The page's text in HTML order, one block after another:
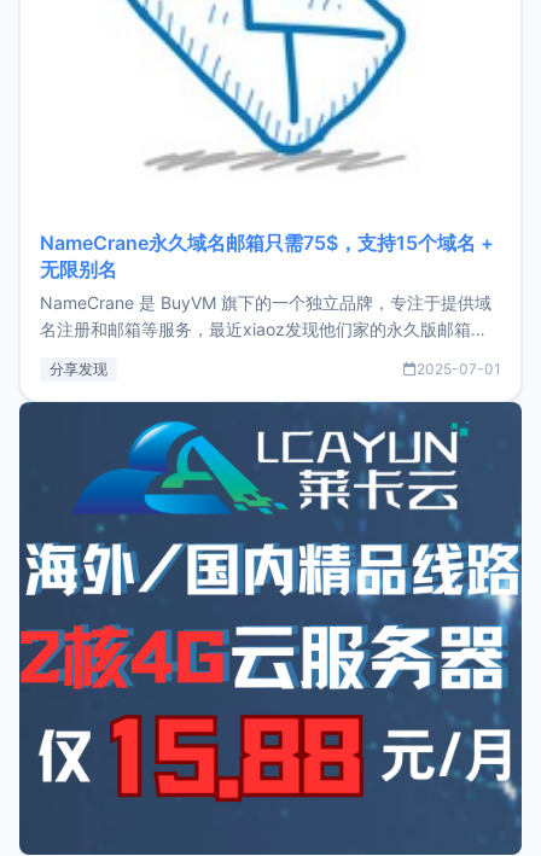
NameCrane永久域名邮箱只需75$，支持15个域名 +
无限别名
NameCrane 是 BuyVM 旗下的一个独立品牌，专注于提供域
名注册和邮箱等服务，最近xiaoz发现他们家的永久版邮箱服
又实惠的域名邮箱，不妨尝试一下 NameCrane。注册
NameCraneNameCrane不支持直接注册，必须要购买
分享发现 2025-07-01